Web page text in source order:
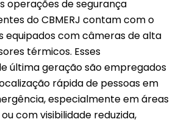
operações de segurança
do CBMERJ contam com o
equipados com câmeras de alta
térmicos. Esses
última geração são empregados
rápida de pessoas em
especialmente em áreas
com visibilidade reduzida,